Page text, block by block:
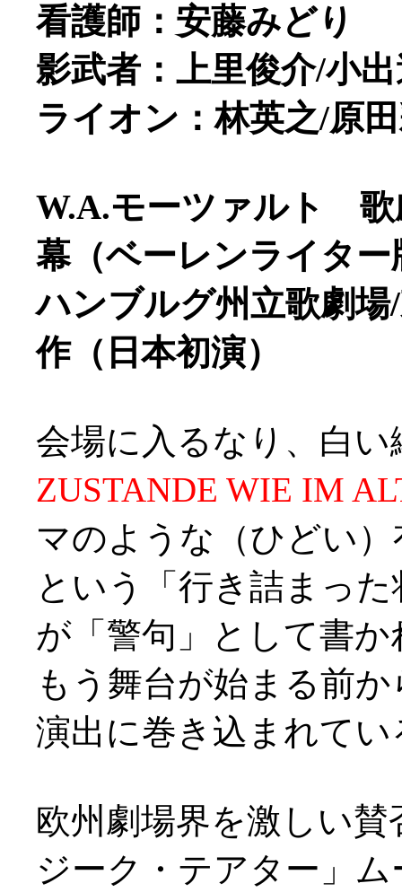
看護師：安藤みどり
影武者：上里俊介/小
ライオン：林英之/原
W.A.モーツァルト 歌
幕（ベーレンライター
ハンブルグ州立歌劇
作（日本初演）
会場に入るなり、白
ZUSTANDE WIE IM
マのような（ひどい
という「行き詰まっ
が「警句」として書
もう舞台が始まる前
演出に巻き込まれて
欧州劇場界を激しい
ジーク・テアター」